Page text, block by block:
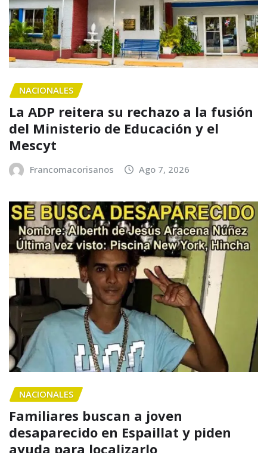
NACIONALES
La ADP reitera su rechazo a la fusión
del Ministerio de Educación y el
Mescyt
Francomacorisanos Ago 7, 2026
NACIONALES
Familiares buscan a joven
desaparecido en Espaillat y piden
ayuda para localizarlo